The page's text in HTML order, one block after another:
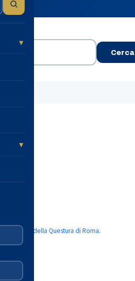
Cerca
sito ufficiale della Questura di Roma.